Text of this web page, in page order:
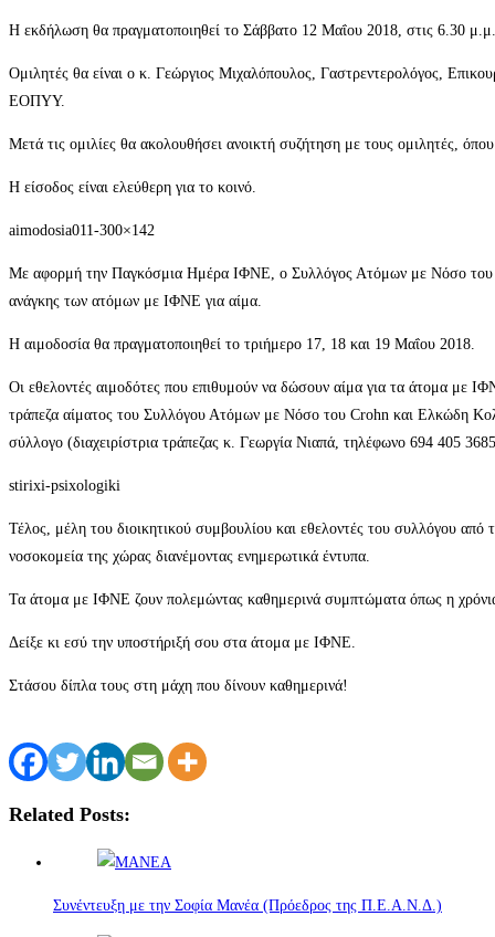
Η εκδήλωση θα πραγματοποιηθεί το Σάββατο 12 Μαΐου 2018, στις 6.30
Ομιλητές θα είναι ο κ. Γεώργιος Μιχαλόπουλος, Γαστρεντερολόγος,
ΕΟΠΥΥ.
Μετά τις ομιλίες θα ακολουθήσει ανοικτή συζήτηση με τους ομιλητές,
Η είσοδος είναι ελεύθερη για το κοινό.
aimodosia011-300×142
Με αφορμή την Παγκόσμια Ημέρα ΙΦΝΕ, ο Συλλόγος Ατόμων με Νόσο του
ανάγκης των ατόμων με ΙΦΝΕ για αίμα.
Η αιμοδοσία θα πραγματοποιηθεί το τριήμερο 17, 18 και 19 Μαΐου 2018.
Οι εθελοντές αιμοδότες που επιθυμούν να δώσουν αίμα για τα άτομα με
τράπεζα αίματος του Συλλόγου Ατόμων με Νόσο του Crohn και Ελκώδη
σύλλογο (διαχειρίστρια τράπεζας κ. Γεωργία Νιαπά, τηλέφωνο 694 405
stirixi-psixologiki
Τέλος, μέλη του διοικητικού συμβουλίου και εθελοντές του συλλόγου
νοσοκομεία της χώρας διανέμοντας ενημερωτικά έντυπα.
Τα άτομα με ΙΦΝΕ ζουν πολεμώντας καθημερινά συμπτώματα όπως η
Δείξε κι εσύ την υποστήριξή σου στα άτομα με ΙΦΝΕ.
Στάσου δίπλα τους στη μάχη που δίνουν καθημερινά!
Related Posts:
Συνέντευξη με την Σοφία Μανέα (Πρόεδρος της Π.Ε.Α.Ν.Δ.)